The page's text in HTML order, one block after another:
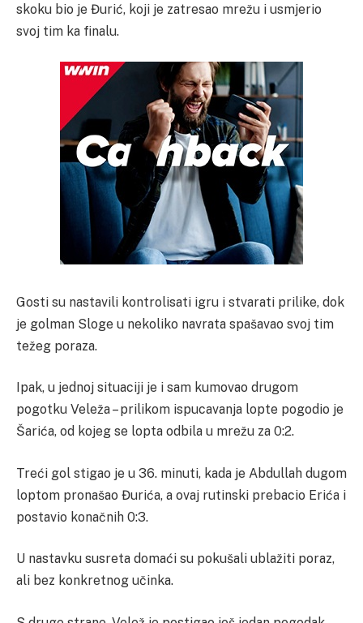
skoku bio je Đurić, koji je zatresao mrežu i usmjerio
svoj tim ka finalu.
Gosti su nastavili kontrolisati igru i stvarati prilike, dok
je golman Sloge u nekoliko navrata spašavao svoj tim
težeg poraza.
Ipak, u jednoj situaciji je i sam kumovao drugom
pogotku Veleža – prilikom ispucavanja lopte pogodio je
Šarića, od kojeg se lopta odbila u mrežu za 0:2.
Treći gol stigao je u 36. minuti, kada je Abdullah dugom
loptom pronašao Đurića, a ovaj rutinski prebacio Erića i
postavio konačnih 0:3.
U nastavku susreta domaći su pokušali ublažiti poraz,
ali bez konkretnog učinka.